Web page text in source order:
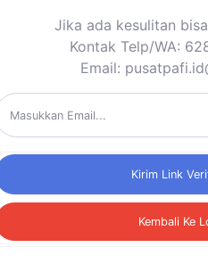
Jika ada kesulitan
Kontak Telp/WA:
Email:
Kirim Link
Kembali Ke